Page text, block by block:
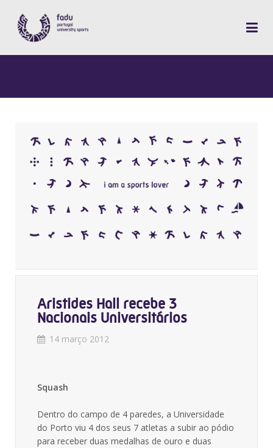
Aristides Hall recebe 3
Nacionais Universitários
14 março 2012
Squash
Dentro do campo de 4 paredes, a Universidade
do Porto viu 4 dos seus 7 atletas a subir ao pódio
para receber duas medalhas de ouro e duas